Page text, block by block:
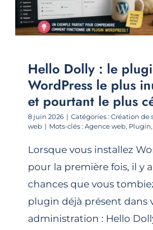
Hello Dolly : le
WordPress le plus
et pourtant le plus
8 juin 2026 | Catégories : Création de
web | Mots-clés : Agence web, Plugin,
Lorsque vous installez
pour la première fois, il y
chances que vous
plugin déjà présent dans
administration : Hello